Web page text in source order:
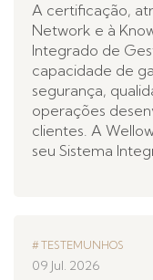
A certificação,
Network e à
Integrado de
capacidade de
segurança,
operações
clientes. A
seu Sistema
TESTEMUNHOS
09 Jul. 2026